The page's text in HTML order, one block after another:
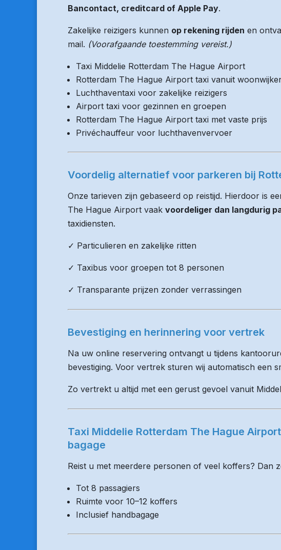
Bancontact, creditcard of Apple Pay.
Zakelijke reizigers kunnen op rekening rijden en
mail. (Voorafgaande toestemming vereist.)
Taxi Middelie Rotterdam The Hague Airport
Rotterdam The Hague Airport taxi vanuit
Luchthaventaxi voor zakelijke reizigers
Airport taxi voor gezinnen en groepen
Rotterdam The Hague Airport taxi met vaste prijs
Privéchauffeur voor luchthavenvervoer
Voordelig alternatief voor parkeren bij
Onze tarieven zijn gebaseerd op reistijd. Hierdoor is
The Hague Airport vaak voordeliger dan langdurig
taxidiensten.
✓ Particulieren en zakelijke ritten
✓ Taxibus voor groepen tot 8 personen
✓ Transparante prijzen zonder verrassingen
Bevestiging en herinnering voor vertrek
Na uw online reservering ontvangt u tijdens
bevestiging. Voor vertrek sturen wij automatisch een
Zo vertrekt u altijd met een gerust gevoel vanuit
Taxi Middelie Rotterdam The Hague
bagage
Reist u met meerdere personen of veel koffers? Dan
Tot 8 passagiers
Ruimte voor 10–12 koffers
Inclusief handbagage